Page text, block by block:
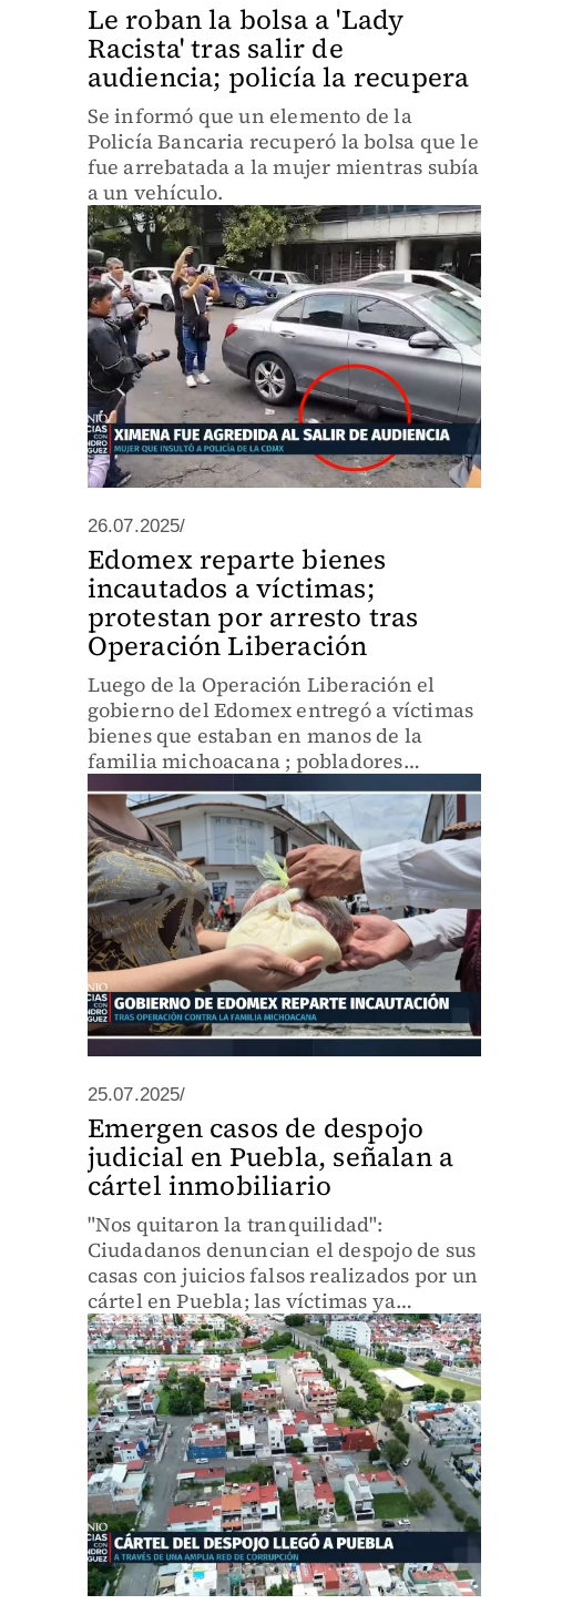
Le roban la bolsa a 'Lady
Racista' tras salir de
audiencia; policía la recupera
Se informó que un elemento de la
Policía Bancaria recuperó la bolsa que le
fue arrebatada a la mujer mientras subía
a un vehículo.
26.07.2025/
Edomex reparte bienes
incautados a víctimas;
protestan por arresto tras
Operación Liberación
Luego de la Operación Liberación el
gobierno del Edomex entregó a víctimas
bienes que estaban en manos de la
familia michoacana ; pobladores
reclaman la liberación de uno de los
detenidos.
25.07.2025/
Emergen casos de despojo
judicial en Puebla, señalan a
cártel inmobiliario
"Nos quitaron la tranquilidad":
Ciudadanos denuncian el despojo de sus
casas con juicios falsos realizados por un
cártel en Puebla; las víctimas ya
presentaron una denuncia esperando
recuperar su patrimonio